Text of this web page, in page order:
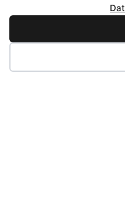
Andratx
–
+49 175